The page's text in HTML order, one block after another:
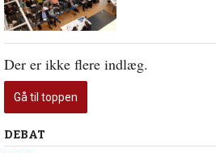
Der er ikke flere indlæg.
Gå til toppen
Debat
DEBAT